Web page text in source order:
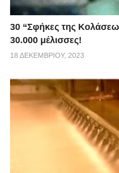
30 “Σφήκες της
30.000 μέλισσες!
18 ΔΕΚΕΜΒΡΊΟΥ, 2023